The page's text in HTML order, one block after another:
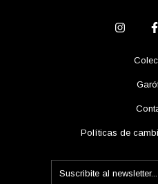
Políticas de